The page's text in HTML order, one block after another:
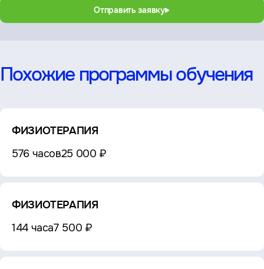
Отправить заявку
Похожие программы обучения
ФИЗИОТЕРАПИЯ
576 часов25 000 ₽
ФИЗИОТЕРАПИЯ
144 часа7 500 ₽